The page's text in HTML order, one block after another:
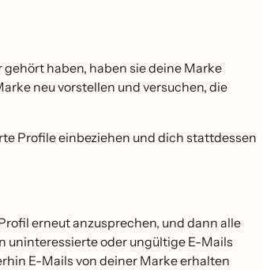
haben, haben sie deine Marke
neu vorstellen und versuchen, die
Profile einbeziehen und dich stattdessen
erneut anzusprechen, und dann alle
uninteressierte oder ungültige E-Mails
E-Mails von deiner Marke erhalten